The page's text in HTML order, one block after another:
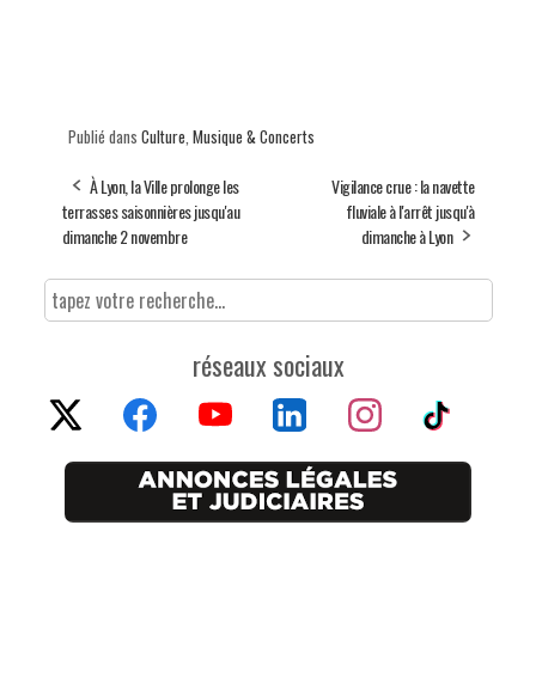
Publié dans Culture Musique & Concerts
À Lyon, la Ville prolonge les
terrasses saisonnières jusqu'au
dimanche 2 novembre
Vigilance crue : la navette
fluviale à l'arrêt jusqu'à
dimanche à Lyon
réseaux sociaux